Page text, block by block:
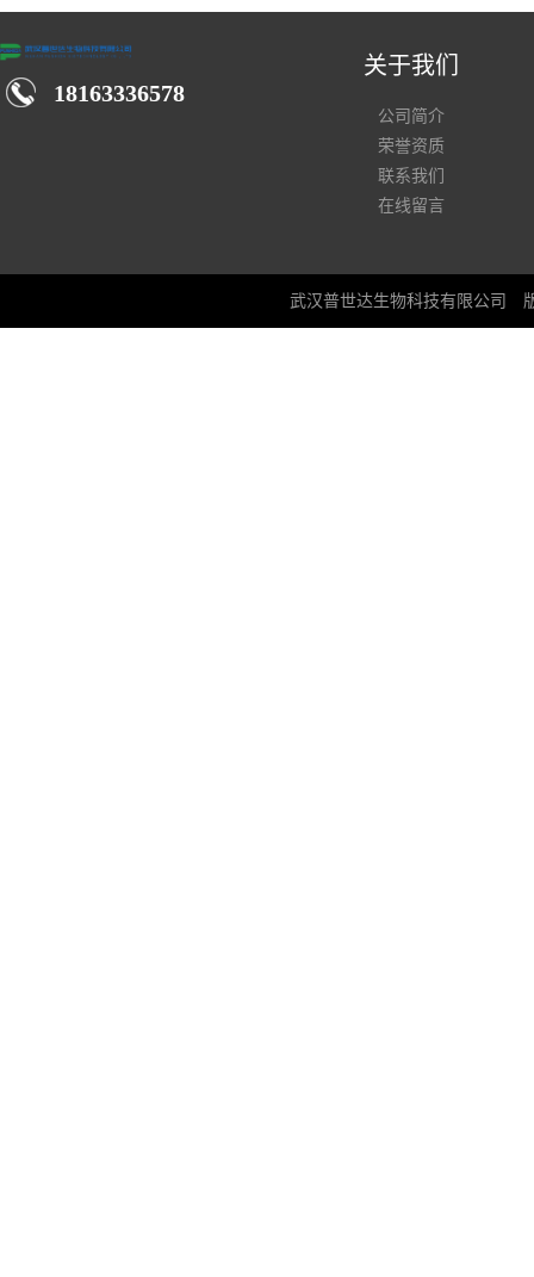
18163336578
关于我们
公司简介
荣誉资质
联系我们
在线留言
武汉普世达生物科技有限公司